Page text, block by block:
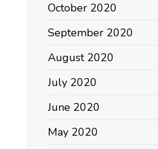
October 2020
September 2020
August 2020
July 2020
June 2020
May 2020